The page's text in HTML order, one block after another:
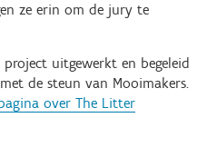
ze erin om de jury te
project uitgewerkt en begeleid
de steun van Mooimakers.
over The Litter